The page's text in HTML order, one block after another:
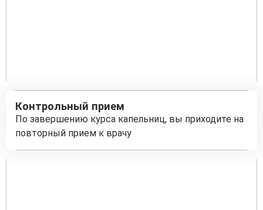
Контрольный прием
По завершению курса капельниц, вы приходите на
повторный прием к врачу